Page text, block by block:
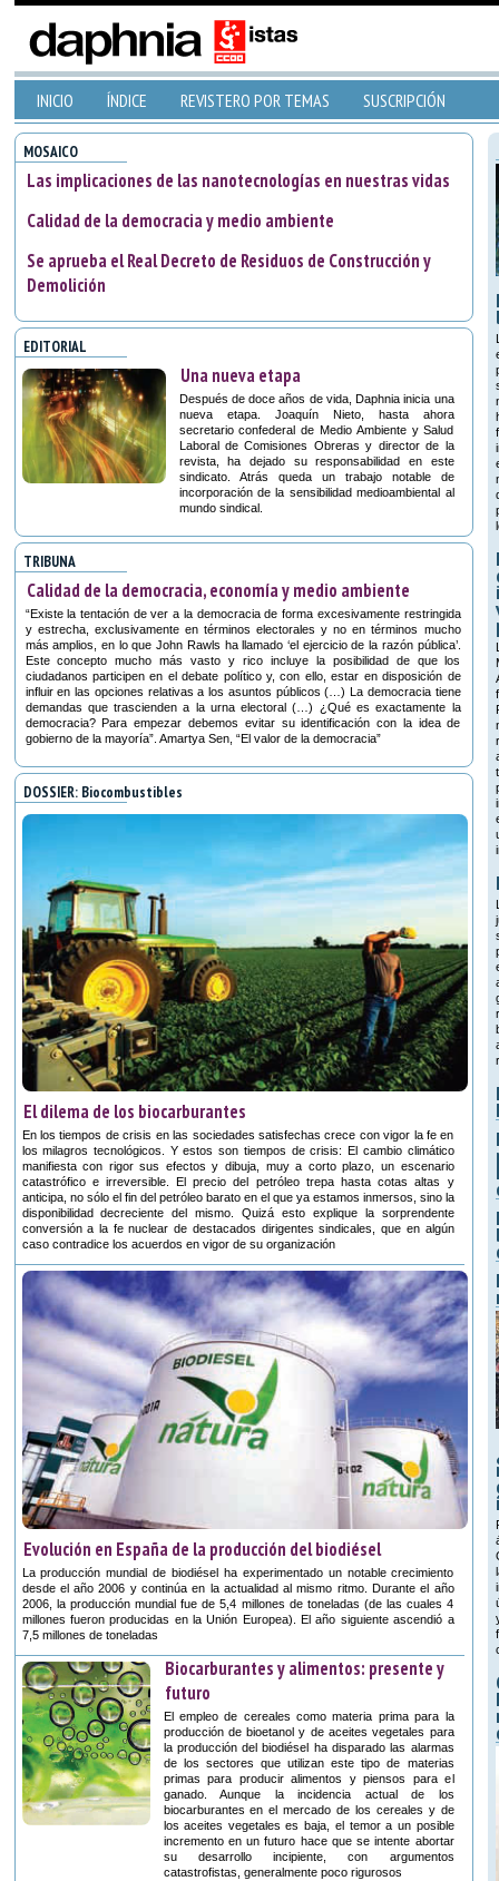
INICIO ÍNDICE REVISTERO POR TEMAS SUSCRIPCIÓN
MOSAICO
Las implicaciones de las nanotecnologías en nuestras vidas
Calidad de la democracia y medio ambiente
Se aprueba el Real Decreto de Residuos de Construcción y
Demolición
EDITORIAL
Una nueva etapa
Después de doce años de vida, Daphnia inicia una
nueva etapa. Joaquín Nieto, hasta ahora
secretario confederal de Medio Ambiente y Salud
Laboral de Comisiones Obreras y director de la
revista, ha dejado su responsabilidad en este
sindicato. Atrás queda un trabajo notable de
incorporación de la sensibilidad medioambiental al
mundo sindical.
TRIBUNA
Calidad de la democracia, economía y medio ambiente
“Existe la tentación de ver a la democracia de forma excesivamente restringida
y estrecha, exclusivamente en términos electorales y no en términos mucho
más amplios, en lo que John Rawls ha llamado ‘el ejercicio de la razón pública’.
Este concepto mucho más vasto y rico incluye la posibilidad de que los
ciudadanos participen en el debate político y, con ello, estar en disposición de
influir en las opciones relativas a los asuntos públicos (…) La democracia tiene
demandas que trascienden a la urna electoral (…) ¿Qué es exactamente la
democracia? Para empezar debemos evitar su identificación con la idea de
gobierno de la mayoría”. Amartya Sen, “El valor de la democracia”
DOSSIER: Biocombustibles
El dilema de los biocarburantes
En los tiempos de crisis en las sociedades satisfechas crece con vigor la fe en
los milagros tecnológicos. Y estos son tiempos de crisis: El cambio climático
manifiesta con rigor sus efectos y dibuja, muy a corto plazo, un escenario
catastrófico e irreversible. El precio del petróleo trepa hasta cotas altas y
anticipa, no sólo el fin del petróleo barato en el que ya estamos inmersos, sino la
disponibilidad decreciente del mismo. Quizá esto explique la sorprendente
conversión a la fe nuclear de destacados dirigentes sindicales, que en algún
caso contradice los acuerdos en vigor de su organización
Evolución en España de la producción del biodiésel
La producción mundial de biodiésel ha experimentado un notable crecimiento
desde el año 2006 y continúa en la actualidad al mismo ritmo. Durante el año
2006, la producción mundial fue de 5,4 millones de toneladas (de las cuales 4
millones fueron producidas en la Unión Europea). El año siguiente ascendió a
7,5 millones de toneladas
Biocarburantes y alimentos: presente y
futuro
El empleo de cereales como materia prima para la
producción de bioetanol y de aceites vegetales para
la producción del biodiésel ha disparado las alarmas
de los sectores que utilizan este tipo de materias
primas para producir alimentos y piensos para el
ganado. Aunque la incidencia actual de los
biocarburantes en el mercado de los cereales y de
los aceites vegetales es baja, el temor a un posible
incremento en un futuro hace que se intente abortar
su desarrollo incipiente, con argumentos
catastrofistas, generalmente poco rigurosos